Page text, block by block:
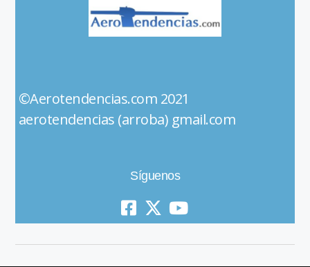
©Aerotendencias.com 2021
aerotendencias (arroba) gmail.com
Síguenos